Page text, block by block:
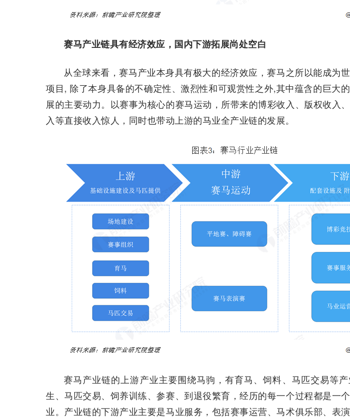
赛马产业链具有经济效应，国内下游拓展尚处空白
从全球来看，赛马产业本身具有极大的经济效应，赛马之所以能成为
项目, 除了本身具备的不确定性、激烈性和可观赏性之外,其中蕴含的巨大
展的主要动力。以赛事为核心的赛马运动，所带来的博彩收入、版权收入
入等直接收入惊人，同时也带动上游的马业全产业链的发展。
赛马产业链的上游产业主要围绕马驹，有育马、饲料、马匹交易等
生、马匹交易、饲养训练、参赛、到退役繁育，经历的每一个过程都是一
业。产业链的下游产业主要是马业服务，包括赛事运营、马术俱乐部、表演